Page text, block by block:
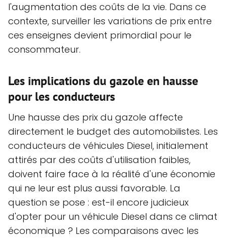
l'augmentation des coûts de la vie. Dans ce
contexte, surveiller les variations de prix entre
ces enseignes devient primordial pour le
consommateur.
Les implications du gazole en hausse
pour les conducteurs
Une hausse des prix du gazole affecte
directement le budget des automobilistes. Les
conducteurs de véhicules Diesel, initialement
attirés par des coûts d'utilisation faibles,
doivent faire face à la réalité d'une économie
qui ne leur est plus aussi favorable. La
question se pose : est-il encore judicieux
d'opter pour un véhicule Diesel dans ce climat
économique ? Les comparaisons avec les